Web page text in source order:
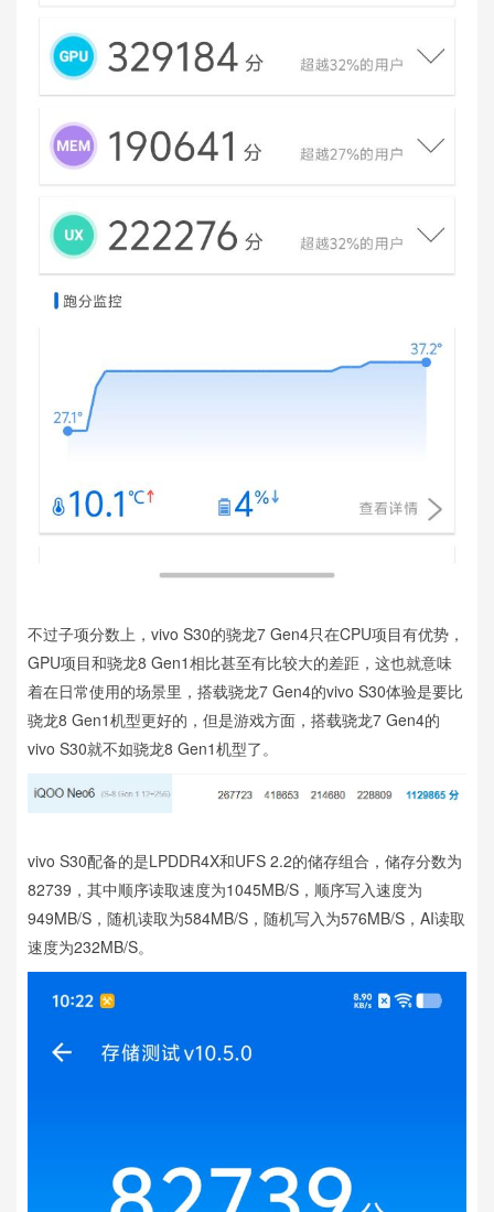
不过子项分数上，vivo S30的骁龙7 Gen4只在CPU项目有优势，
GPU项目和骁龙8 Gen1相比甚至有比较大的差距，这也就意味
着在日常使用的场景里，搭载骁龙7 Gen4的vivo S30体验是要比
骁龙8 Gen1机型更好的，但是游戏方面，搭载骁龙7 Gen4的
vivo S30就不如骁龙8 Gen1机型了。
vivo S30配备的是LPDDR4X和UFS 2.2的储存组合，储存分数为
82739，其中顺序读取速度为1045MB/S，顺序写入速度为
949MB/S，随机读取为584MB/S，随机写入为576MB/S，AI读取
速度为232MB/S。